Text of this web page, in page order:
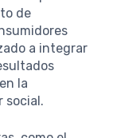
de
a integrar
la
social.